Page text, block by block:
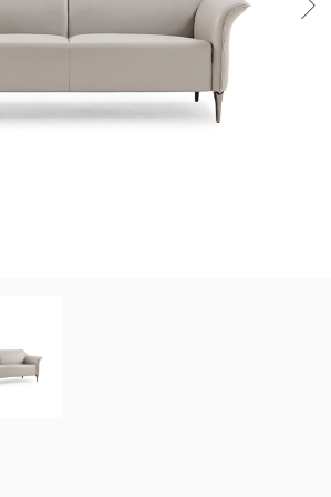
hàng và Lắp đặt
Từ 3 – 5 ngày
phường An Đông, TP.HCM